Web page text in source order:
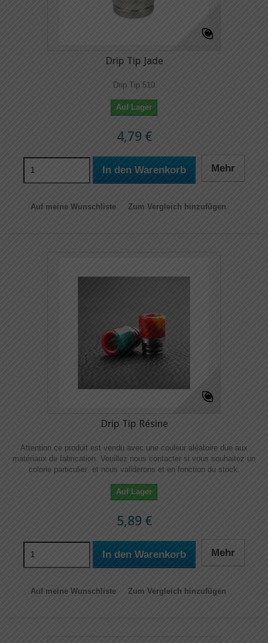
Drip Tip Jade
Drip Tip 510
Auf Lager
4,79 €
In den Warenkorb Mehr
Auf meine Wunschliste Zum Vergleich hinzufügen
Drip Tip Résine
Attention ce produit est vendu avec une couleur aléatoire due aux
matériaux de fabrication. Veuillez nous contacter si vous souhaitez un
colorie particulier et nous validerons et en fonction du stock.
Auf Lager
5,89 €
In den Warenkorb Mehr
Auf meine Wunschliste Zum Vergleich hinzufügen